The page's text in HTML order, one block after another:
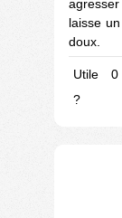
agresser
laisse
doux.
Utile
?
0